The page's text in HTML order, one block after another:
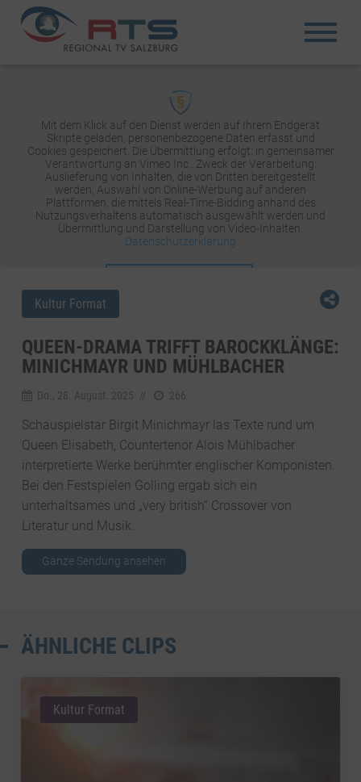
Mit dem Klick auf den Dienst werden auf Ihrem Endgerät
Skripte geladen, personenbezogene Daten erfasst und
Cookies gespeichert. Die Übermittlung erfolgt: in gemeinsamer
Verantwortung an Vimeo Inc.. Zweck der Verarbeitung:
Auslieferung von Inhalten, die von Dritten bereitgestellt
werden, Auswahl von Online-Werbung auf anderen
Plattformen, die mittels Real-Time-Bidding anhand des
Nutzungsverhaltens automatisch ausgewählt werden und
Übermittlung und Darstellung von Video-Inhalten.
Datenschutzerklärung
Kultur Format
QUEEN-DRAMA TRIFFT BAROCKKLÄNGE:
MINICHMAYR UND MÜHLBACHER
Do., 28. August. 2025 266
Schauspielstar Birgit Minichmayr las Texte rund um
Queen Elisabeth, Countertenor Alois Mühlbacher
interpretierte Werke berühmter englischer Komponisten.
Bei den Festspielen Golling ergab sich ein
unterhaltsames und „very british“ Crossover von
Literatur und Musik.
Ganze Sendung ansehen
ÄHNLICHE CLIPS
Kultur Format